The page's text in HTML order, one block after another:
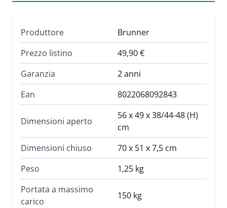
Produttore
Brunner
Prezzo listino
49,90 €
Garanzia
2 anni
Ean
8022068092843
Dimensioni aperto
56 x 49 x 38/44-48 (H)
cm
Dimensioni chiuso
70 x 51 x 7,5 cm
Peso
1,25 kg
Portata a massimo
carico
150 kg